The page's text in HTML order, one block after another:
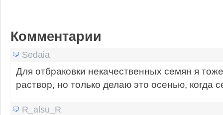
Комментарии
Sedaia
Для отбраковки некачественных семян я
раствор, но только делаю это осенью, когда
R_alsu_R